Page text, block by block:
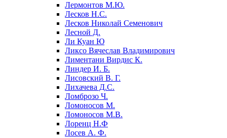
Лермонтов М.Ю.
Лесков Н.С.
Лесков Николай Семенович
Лесной Д.
Ли Куан Ю
Ликсо Вячеслав Владимирович
Лиментани Вирдис К.
Линдер И. Б.
Лисовский В. Г.
Лихачева Д.С.
Ломброзо Ч.
Ломоносов М.
Ломоносов М.В.
Лоренц Н.Ф
Лосев А. Ф.